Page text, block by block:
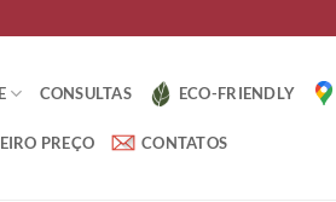
CONSULTAS ECO-FRIENDLY
PREÇO CONTATOS